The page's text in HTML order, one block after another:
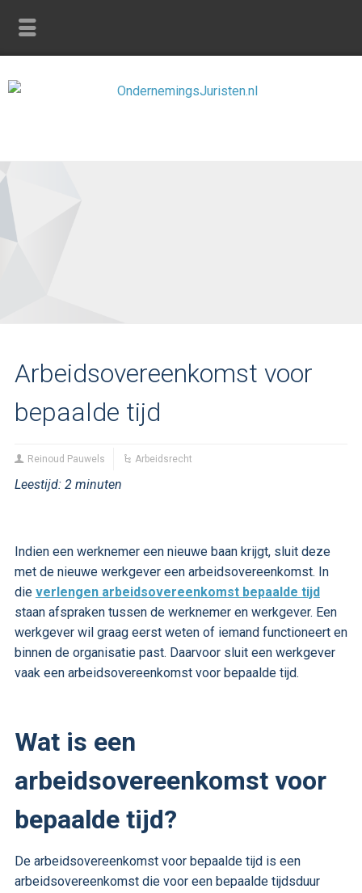
Arbeidsovereenkomst voor
bepaalde tijd
Reinoud Pauwels Arbeidsrecht
Leestijd: 2 minuten
Indien een werknemer een nieuwe baan krijgt, sluit deze
met de nieuwe werkgever een arbeidsovereenkomst. In
die verlengen arbeidsovereenkomst bepaalde tijd
staan afspraken tussen de werknemer en werkgever. Een
werkgever wil graag eerst weten of iemand functioneert en
binnen de organisatie past. Daarvoor sluit een werkgever
vaak een arbeidsovereenkomst voor bepaalde tijd.
Wat is een
arbeidsovereenkomst voor
bepaalde tijd?
De arbeidsovereenkomst voor bepaalde tijd is een
arbeidsovereenkomst die voor een bepaalde tijdsduur